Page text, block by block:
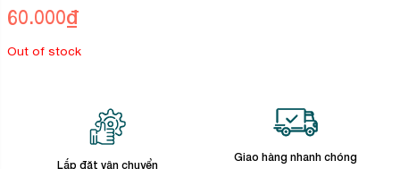
đánh
60.000₫
Out of stock
Lắp đặt vận chuyển
Giao hàng nhanh chóng